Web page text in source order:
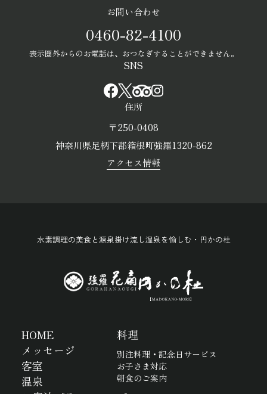
お問い合わせ
0460-82-4100
表示圏外からのお電話は、おつなぎすることができません。
SNS
住所
〒250-0408
神奈川県足柄下郡箱根町強羅1320-862
アクセス情報
水素調理の美食と源泉掛け流し温泉を愉しむ・円かの杜
HOME
メッセージ
客室
温泉
料理
別注料理・記念日サービス
お子さま対応
朝食のご案内